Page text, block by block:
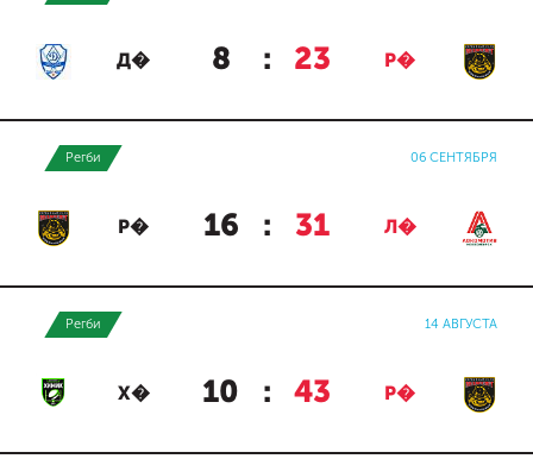
Д� 8 : 23 Р�
Регби 06 СЕНТЯБРЯ
Р� 16 : 31 Л�
Регби 14 АВГУСТА
Х� 10 : 43 Р�